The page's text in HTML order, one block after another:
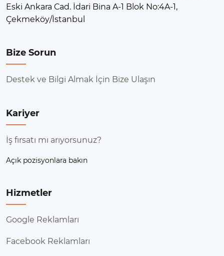
Eski Ankara Cad. İdari Bina A-1 Blok No:4A-1,
Çekmeköy/İstanbul
Bize Sorun
Destek ve Bilgi Almak İçin Bize Ulaşın
Kariyer
İş fırsatı mı arıyorsunuz?
Açık pozisyonlara bakın
Hizmetler
Google Reklamları
Facebook Reklamları